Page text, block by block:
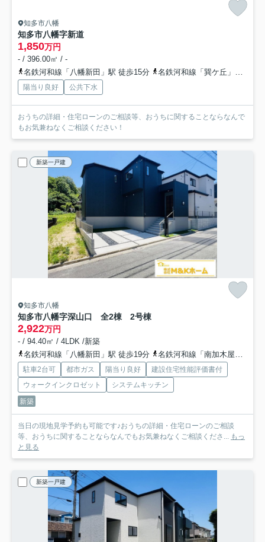
知多市八幡
知多市八幡字新道
1,850万円
- / 396.00㎡ / -
名鉄河和線「八幡新田」駅 徒歩15分
名鉄河和線「巽ケ丘」駅 徒歩16分
陽当り良好 公共下水
おうちの詳細・住宅ローンのご相談等、おうちに関することならなんで
もお気兼ねなくご相談ください！
新築一戸建
知多市八幡
知多市八幡字深山口 全2棟 2号棟
2,922万円
- / 94.40㎡ / 4LDK /新築
名鉄河和線「八幡新田」駅 徒歩19分
名鉄河和線「南加木屋」駅 徒歩22分
駐車2台可 都市ガス 陽当り良好
建設住宅性能評価書付
ウォークインクロゼット
システムキッチン
新築
当日の現地見学予約も可能です♪おうちの詳細・住宅ローンのご相談
等、おうちに関することならなんでもお気兼ねなくご相談くださ... もっ
と見る
新築一戸建